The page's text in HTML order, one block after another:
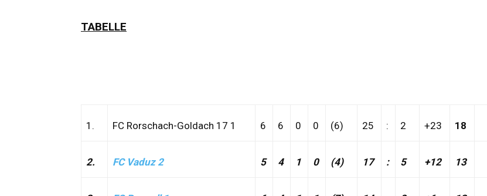
TABELLE
1. FC Rorschach-Goldach 17 1 6 6 0 0 (6) 25 : 2 +23 18
2. FC Vaduz 2 5 4 1 0 (4) 17 : 5 +12 13